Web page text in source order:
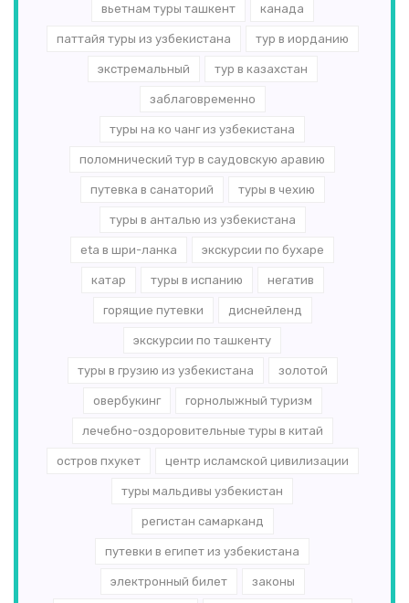
вьетнам туры ташкент канада
паттайя туры из узбекистана тур в иорданию
экстремальный тур в казахстан
заблаговременно
туры на ко чанг из узбекистана
поломнический тур в саудовскую аравию
путевка в санаторий туры в чехию
туры в анталью из узбекистана
eta в шри-ланка экскурсии по бухаре
катар туры в испанию негатив
горящие путевки диснейленд
экскурсии по ташкенту
туры в грузию из узбекистана золотой
овербукинг горнолыжный туризм
лечебно-оздоровительные туры в китай
остров пхукет центр исламской цивилизации
туры мальдивы узбекистан
регистан самарканд
путевки в египет из узбекистана
электронный билет законы